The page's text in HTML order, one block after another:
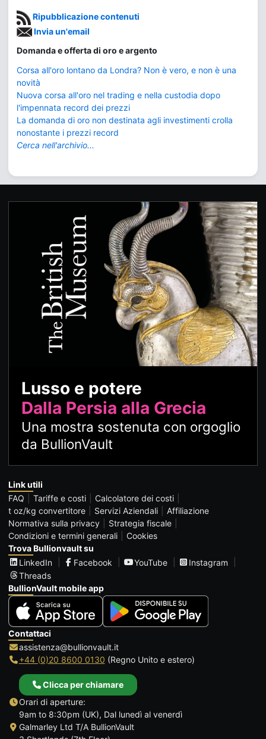
Ripubblicazione contenuti
Invia un'email
Domanda e offerta di oro e argento
Corsa all'oro lontano da Londra? Non è vero, e non è una
novità
Nuova corsa all'oro nel trading e nella custodia dopo
l'impennata record dei prezzi
La domanda di oro non destinata agli investimenti crolla
nonostante i prezzi record
Cerca nell'archivio...
Lusso e potere
Dalla Persia alla Grecia
Una mostra sostenuta con orgoglio
da BullionVault
Link utili
FAQ
Tariffe e costi
Calcolatore dei costi
t oz/kg convertitore
Servizi Aziendali
Affiliazione
Normativa sulla privacy
Strategia fiscale
Condizioni e termini generali
Cookies
Trova Bullionvault su
LinkedIn
Facebook YouTube
Instagram
Threads
BullionVault mobile app
Contattaci
assistenza@bullionvault.it
+44 (0)20 8600 0130 (Regno Unito e estero)
Clicca per chiamare
Orari di aperture:
9am to 8:30pm (UK), Dal lunedì al venerdì
Galmarley Ltd T/A BullionVault